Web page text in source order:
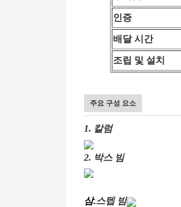
인증
배달 시간
조립 및 설치
주요 구성 요소
1. 칼럼
2. 박스 빔
삼.스텝 빔